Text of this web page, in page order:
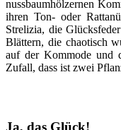
nussbaumhölzernen
ihren Ton- oder
Strelizia, die
Blättern, die chaotisch
auf der Kommode und
Zufall, dass ist zwei
Ja, das Glück!